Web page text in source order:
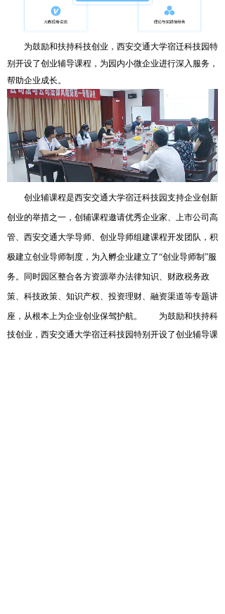
为鼓励和扶持科技创业，西安交通大学宿迁科技园特
别开设了创业辅导课程，为园内小微企业进行深入服务，
帮助企业成长。
创业辅课程是西安交通大学宿迁科技园支持企业创新
创业的举措之一， 创辅课程邀请优秀企业家、上市公司高
管、 西安交通大学导师、 创业导师组建课程开发团队 ， 积
极建立创业导师制度，为入孵企业建立了“创业导师制 ”服
务。同时园区整合各方资源举办法律知识、财政税务政
策、科技政策、知识产权、投资理财、融资渠道等专题讲
座，从根本上为企业创业保驾护航。
为鼓励和扶持科
技创业，西安交通大学宿迁科技园特别开设了创业辅导课